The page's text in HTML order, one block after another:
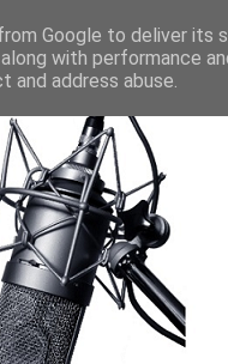
Google to deliver its
with performance
address abuse.